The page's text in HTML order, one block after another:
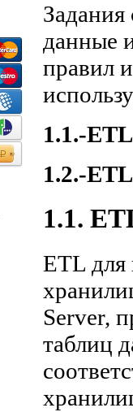
Задания
данные
правил
1.1.-
1.2.-
1.1.
ETL для
Server,
таблиц